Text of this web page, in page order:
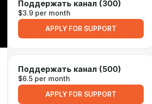
Поддержать канал (300)
$3.9 per month
APPLY FOR SUPPORT
Поддержать канал (500)
$6.5 per month
APPLY FOR SUPPORT